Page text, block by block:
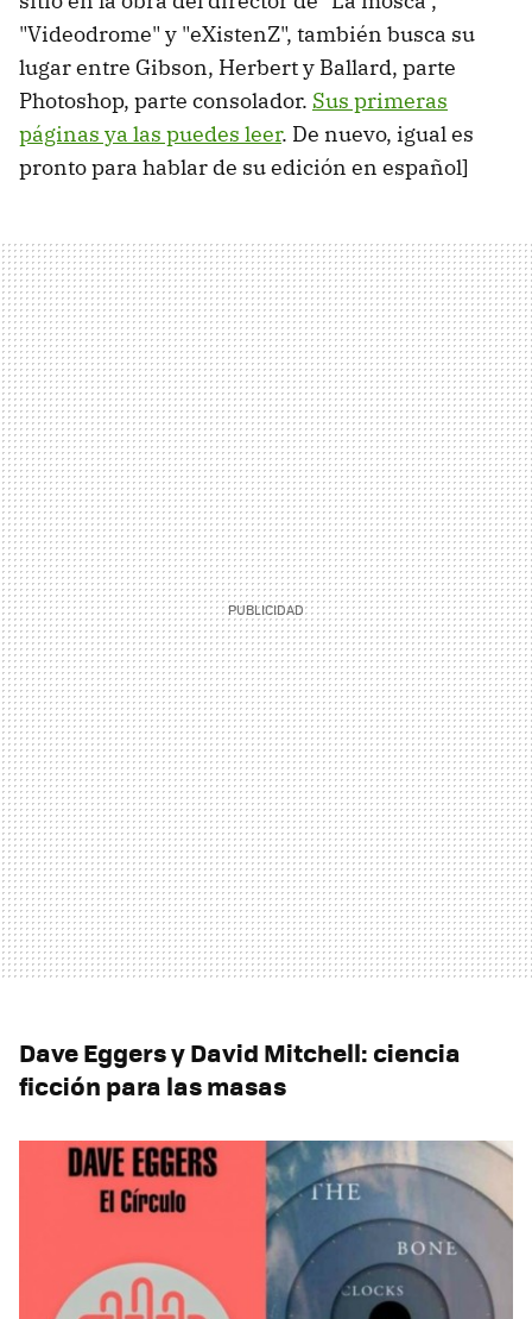
"Videodrome" y "eXistenZ", también busca su
lugar entre Gibson, Herbert y Ballard, parte
Photoshop, parte consolador. Sus primeras
páginas ya las puedes leer. De nuevo, igual es
pronto para hablar de su edición en español]
Dave Eggers y David Mitchell: ciencia
ficción para las masas